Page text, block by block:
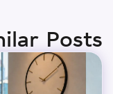
Posts